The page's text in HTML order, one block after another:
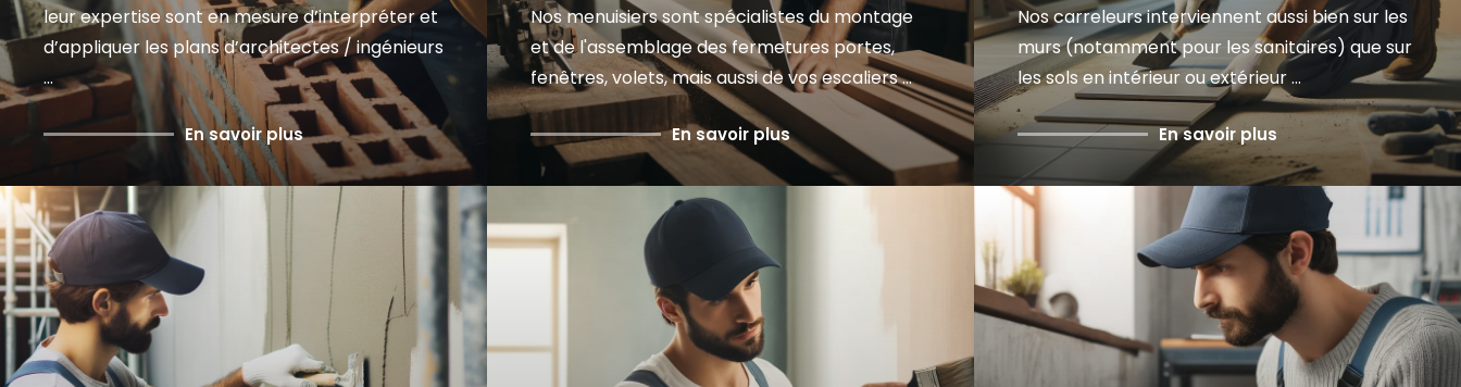
leur expertise sont en mesure d’interpréter et
d’appliquer les plans d’architectes / ingénieurs
...
En savoir plus
Nos menuisiers sont spécialistes du montage
et de l'assemblage des fermetures portes,
fenêtres, volets, mais aussi de vos escaliers ...
En savoir plus
Nos carreleurs interviennent aussi bien sur les
murs (notamment pour les sanitaires) que sur
les sols en intérieur ou extérieur ...
En savoir plus